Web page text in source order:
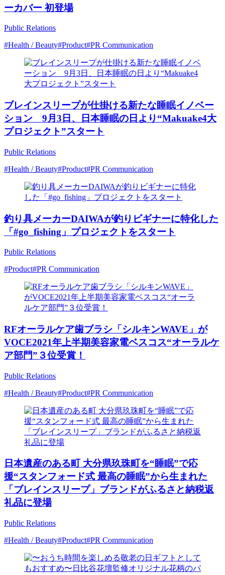
ーカバー 初登場
Public Relations
#Health / Beauty#Product#PR Communication
ブレインスリープが仕掛ける新たな睡眠イノベー
ション 9月3日、日本睡眠の日より“Makuake4大
プロジェクト”スタート
Public Relations
#Health / Beauty#Product#PR Communication
釣り具メーカーDAIWAが釣りビギナーに特化した
「#go_fishing」プロジェクトをスタート
Public Relations
#Product#PR Communication
RFオーラルケア歯ブラシ「シルキンWAVE」が
VOCE2021年上半期美容家電ベスコス“オーラルケ
ア部門”３位受賞！
Public Relations
#Health / Beauty#Product#PR Communication
⽇本遺産のある町 ⼤分県玖珠町を“睡眠”で応
援“スタンフォード式 最⾼の睡眠”から⽣まれた
「ブレインスリープ」ブランドがふるさと納税返
礼品に登場
Public Relations
#Health / Beauty#Product#PR Communication